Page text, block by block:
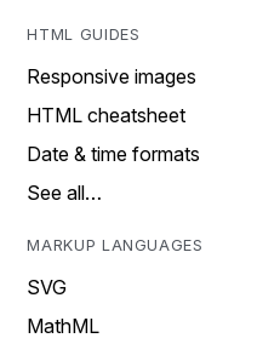
HTML GUIDES
Responsive images
HTML cheatsheet
Date & time formats
See all…
MARKUP LANGUAGES
SVG
MathML